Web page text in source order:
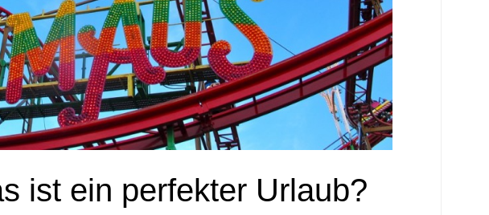
ist ein perfekter Urlaub?